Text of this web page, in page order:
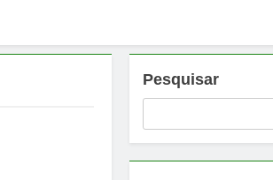
Pesquisar